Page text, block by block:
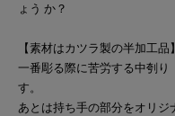
ょう か？
【素材はカツラ製の半加工品】
一番彫る際に苦労する中刳り
す。
あとは持ち手の部分をオリジ